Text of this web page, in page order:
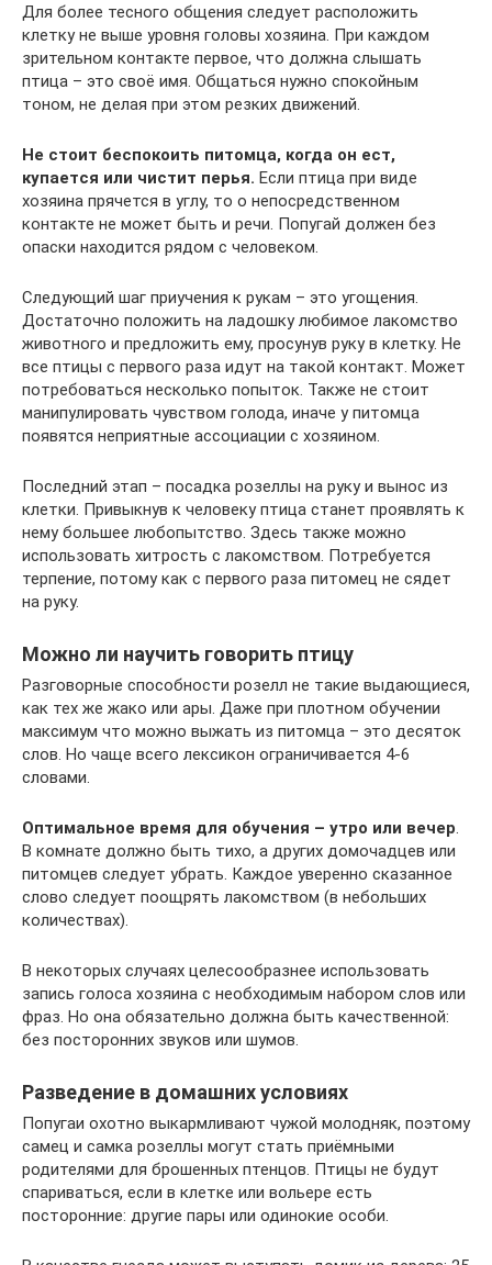
Для более тесного общения следует расположить
клетку не выше уровня головы хозяина. При каждом
зрительном контакте первое, что должна слышать
птица – это своё имя. Общаться нужно спокойным
тоном, не делая при этом резких движений.
Не стоит беспокоить питомца, когда он ест,
купается или чистит перья. Если птица при виде
хозяина прячется в углу, то о непосредственном
контакте не может быть и речи. Попугай должен без
опаски находится рядом с человеком.
Следующий шаг приучения к рукам – это угощения.
Достаточно положить на ладошку любимое лакомство
животного и предложить ему, просунув руку в клетку. Не
все птицы с первого раза идут на такой контакт. Может
потребоваться несколько попыток. Также не стоит
манипулировать чувством голода, иначе у питомца
появятся неприятные ассоциации с хозяином.
Последний этап – посадка розеллы на руку и вынос из
клетки. Привыкнув к человеку птица станет проявлять к
нему большее любопытство. Здесь также можно
использовать хитрость с лакомством. Потребуется
терпение, потому как с первого раза питомец не сядет
на руку.
Можно ли научить говорить птицу
Разговорные способности розелл не такие выдающиеся,
как тех же жако или ары. Даже при плотном обучении
максимум что можно выжать из питомца – это десяток
слов. Но чаще всего лексикон ограничивается 4-6
словами.
Оптимальное время для обучения – утро или вечер.
В комнате должно быть тихо, а других домочадцев или
питомцев следует убрать. Каждое уверенно сказанное
слово следует поощрять лакомством (в небольших
количествах).
В некоторых случаях целесообразнее использовать
запись голоса хозяина с необходимым набором слов или
фраз. Но она обязательно должна быть качественной:
без посторонних звуков или шумов.
Разведение в домашних условиях
Попугаи охотно выкармливают чужой молодняк, поэтому
самец и самка розеллы могут стать приёмными
родителями для брошенных птенцов. Птицы не будут
спариваться, если в клетке или вольере есть
посторонние: другие пары или одинокие особи.